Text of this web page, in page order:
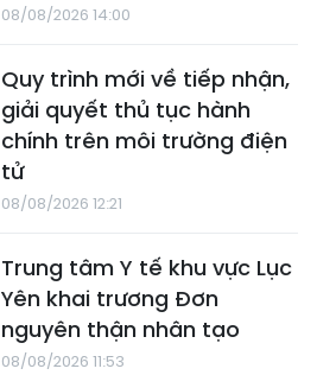
08/08/2026 14:00
Quy trình mới về tiếp nhận,
giải quyết thủ tục hành
chính trên môi trường điện
tử
08/08/2026 12:21
Trung tâm Y tế khu vực Lục
Yên khai trương Đơn
nguyên thận nhân tạo
08/08/2026 11:53